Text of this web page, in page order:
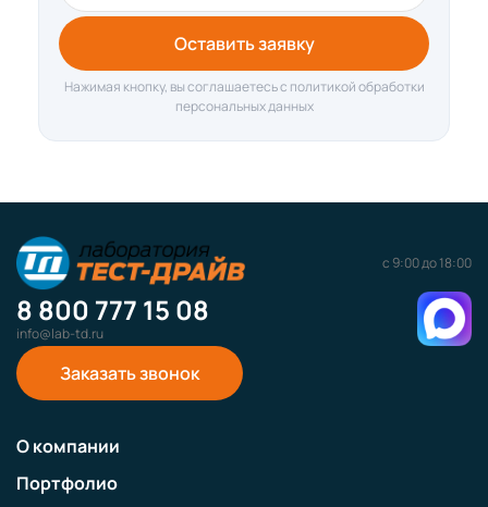
Оставить заявку
Нажимая кнопку, вы соглашаетесь с политикой обработки
персональных данных
с 9:00 до 18:00
8 800 777 15 08
info@lab-td.ru
Заказать звонок
О компании
Портфолио